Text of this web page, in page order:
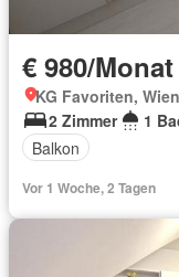
€ 980/Monat
KG Favoriten, Wien
2 Zimmer
1
Balkon
Vor 1 Woche, 2 Tagen